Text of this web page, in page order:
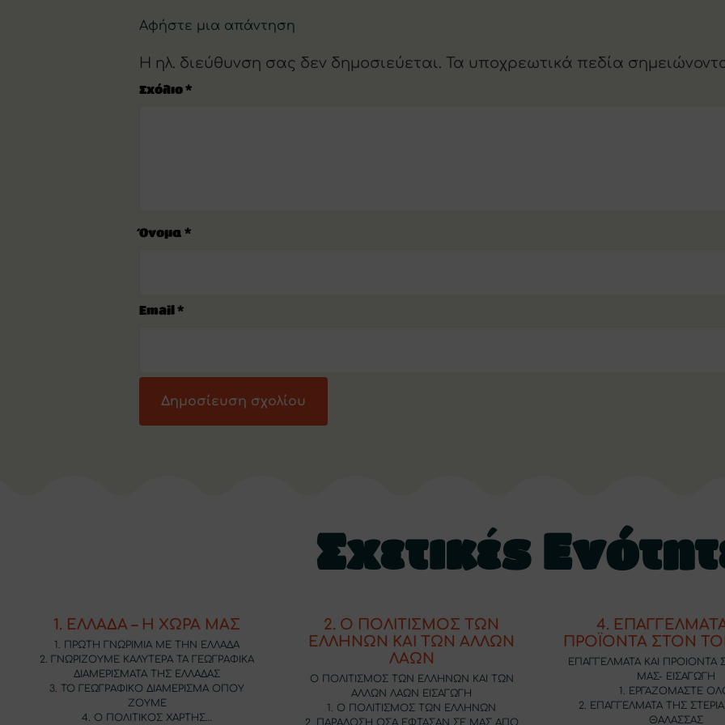
Αφήστε μια απάντηση
Η ηλ. διεύθυνση σας δεν δημοσιεύεται. Τα υποχρεωτικά πεδία
Σχόλιο *
Όνομα *
Email *
Σχετικές
1. ΕΛΛΑΔΑ – Η ΧΩΡΑ ΜΑΣ
1. ΠΡΩΤΗ ΓΝΩΡΙΜΙΑ ΜΕ ΤΗΝ ΕΛΛΑΔΑ
2. ΓΝΩΡΙΖΟΥΜΕ ΚΑΛΥΤΕΡΑ ΤΑ ΓΕΩΓΡΑΦΙΚΑ
ΔΙΑΜΕΡΙΣΜΑΤΑ ΤΗΣ ΕΛΛΑΔΑΣ
3. ΤΟ ΓΕΩΓΡΑΦΙΚΟ ΔΙΑΜΕΡΙΣΜΑ ΟΠΟΥ
ΖΟΥΜΕ
4. Ο ΠΟΛΙΤΙΚΟΣ ΧΑΡΤΗΣ…
2. Ο ΠΟΛΙΤΙΣΜΟΣ ΤΩΝ
ΕΛΛΗΝΩΝ ΚΑΙ ΤΩΝ ΑΛΛΩΝ
ΛΑΩΝ
Ο ΠΟΛΙΤΙΣΜΟΣ ΤΩΝ ΕΛΛΗΝΩΝ ΚΑΙ ΤΩΝ
ΑΛΛΩΝ ΛΑΩΝ ΕΙΣΑΓΩΓΗ
1. Ο ΠΟΛΙΤΙΣΜΟΣ ΤΩΝ ΕΛΛΗΝΩΝ
2. ΠΑΡΑΔΟΣΗ ΟΣΑ ΕΦΤΑΣΑΝ ΣΕ ΜΑΣ ΑΠΟ
4. ΕΠΑΓΓΕΛΜΑΤΑ
ΠΡΟΪΟΝΤΑ ΣΤΟΝ
EΠΑΓΓΕΛΜΑΤΑ ΚΑΙ
ΜΑΣ- ΕΙΣΑΓΩΓΗ
1. EΡΓΑΖΟΜΑΣΤΕ
2. ΕΠΑΓΓΕΛΜΑΤΑ ΤΗΣ
ΘΑΛΑΣΣΑΣ